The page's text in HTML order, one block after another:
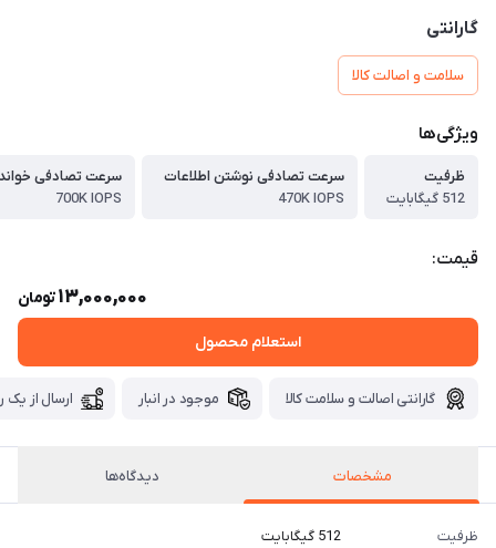
گارانتی
سلامت و اصالت کالا
ویژگی‌ها
ظرفیت
512 گیگابایت
سرعت تصادفی نوشتن اطلاعات
470K IOPS
سرعت تصادفی
700K IOPS
قیمت:
13,000,000تومان
استعلام محصول
گارانتی اصالت و سلامت کالا موجود در انبار ارسال از یک
مشخصات دیدگاه‌ها
ظرفیت 512 گیگابایت